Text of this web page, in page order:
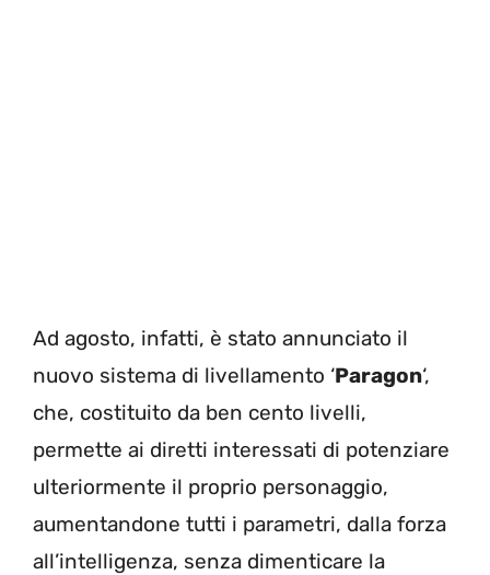
Ad agosto, infatti, è stato annunciato il
nuovo sistema di livellamento ‘Paragon‘,
che, costituito da ben cento livelli,
permette ai diretti interessati di potenziare
ulteriormente il proprio personaggio,
aumentandone tutti i parametri, dalla forza
all’intelligenza, senza dimenticare la